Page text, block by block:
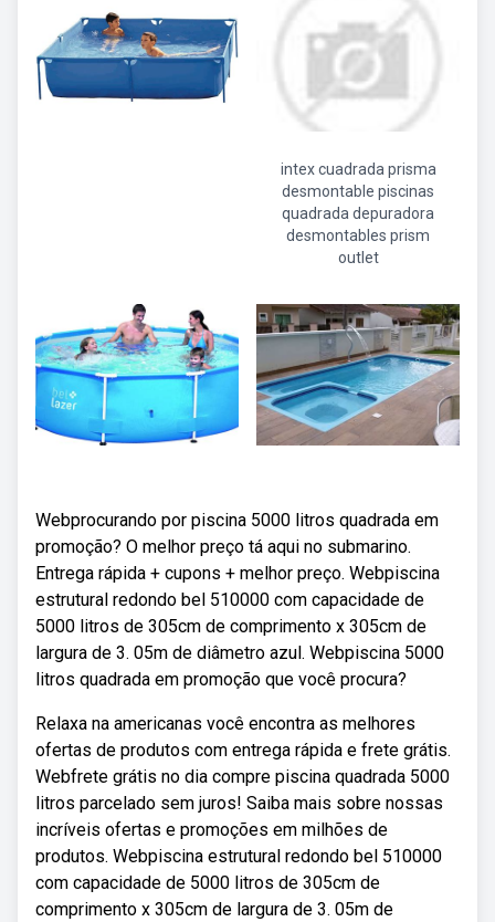
intex cuadrada prisma
desmontable piscinas
quadrada depuradora
desmontables prism
outlet
Webprocurando por piscina 5000 litros quadrada em
promoção? O melhor preço tá aqui no submarino.
Entrega rápida + cupons + melhor preço. Webpiscina
estrutural redondo bel 510000 com capacidade de
5000 litros de 305cm de comprimento x 305cm de
largura de 3. 05m de diâmetro azul. Webpiscina 5000
litros quadrada em promoção que você procura?
Relaxa na americanas você encontra as melhores
ofertas de produtos com entrega rápida e frete grátis.
Webfrete grátis no dia compre piscina quadrada 5000
litros parcelado sem juros! Saiba mais sobre nossas
incríveis ofertas e promoções em milhões de
produtos. Webpiscina estrutural redondo bel 510000
com capacidade de 5000 litros de 305cm de
comprimento x 305cm de largura de 3. 05m de